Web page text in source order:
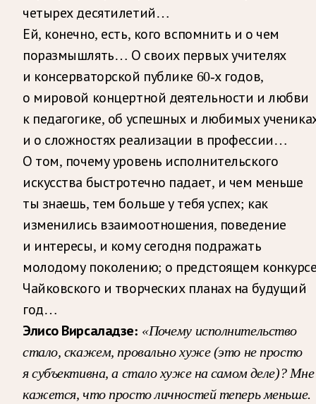
четырех десятилетий…
Ей, конечно, есть, кого вспомнить и о чем
поразмышлять… О своих первых учителях
и консерваторской публике 60-х годов,
о мировой концертной деятельности и любви
к педагогике, об успешных и любимых
и о сложностях реализации в профессии…
О том, почему уровень исполнительского
искусства быстротечно падает, и чем меньше
ты знаешь, тем больше у тебя успех; как
изменились взаимоотношения, поведение
и интересы, и кому сегодня подражать
молодому поколению; о предстоящем
Чайковского и творческих планах на будущий
год…
Элисо Вирсаладзе: «Почему исполнительство
стало, скажем, провально хуже (это не просто
я субъективна, а стало хуже на самом деле)? Мне
кажется, что просто личностей теперь меньше.